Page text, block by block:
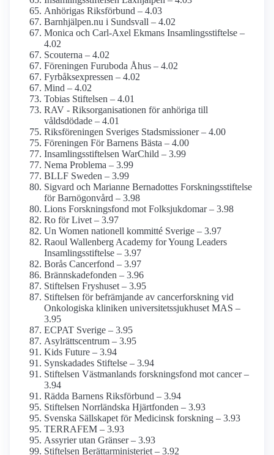
Anhörigas Riksförbund – 4.03
Barnhjälpen.nu i Sundsvall – 4.02
Monica och Carl-Axel Ekmans Insamlings­stiftelse –
4.02
Scouterna – 4.02
Föreningen Furuboda Åhus – 4.02
Fyrbåks­expressen – 4.02
Mind – 4.02
Tobias Stiftelsen – 4.01
RAV - Riksorganisationen för anhöriga till
våldsdödade – 4.01
Riksföreningen Sveriges Stadsmissioner – 4.00
Föreningen För Barnens Bästa – 4.00
Insamlings­stiftelsen WarChild – 3.99
Nema Problema – 3.99
BLLF Sweden – 3.99
Sigvard och Marianne Bernadottes Forskningss­tiftelse
för Barnögon­vård – 3.98
Lions Forsknings­fond mot Folksjukdomar – 3.98
Ro för Livet – 3.97
Un Women nationell kommitté Sverige – 3.97
Raoul Wallenberg Academy for Young Leaders
Insamlings­stiftelse – 3.97
Borås Cancerfond – 3.97
Brännskadefonden – 3.96
Stiftelsen Fryshuset – 3.95
Stiftelsen för befrämjande av cancerforskning vid
Onkologiska kliniken universitets­sjukhuset MAS –
3.95
ECPAT Sverige – 3.95
Asylrättscentrum – 3.95
Kids Future – 3.94
Synskadades Stiftelse – 3.94
Stiftelsen Västmanlands forskningsfond mot cancer –
3.94
Rädda Barnens Riksförbund – 3.94
Stiftelsen Norrländska Hjärtfonden – 3.93
Svenska Sällskapet för Medicinsk forskning – 3.93
TERRAFEM – 3.93
Assyrier utan Gränser – 3.93
Stiftelsen Berättar­ministeriet – 3.92